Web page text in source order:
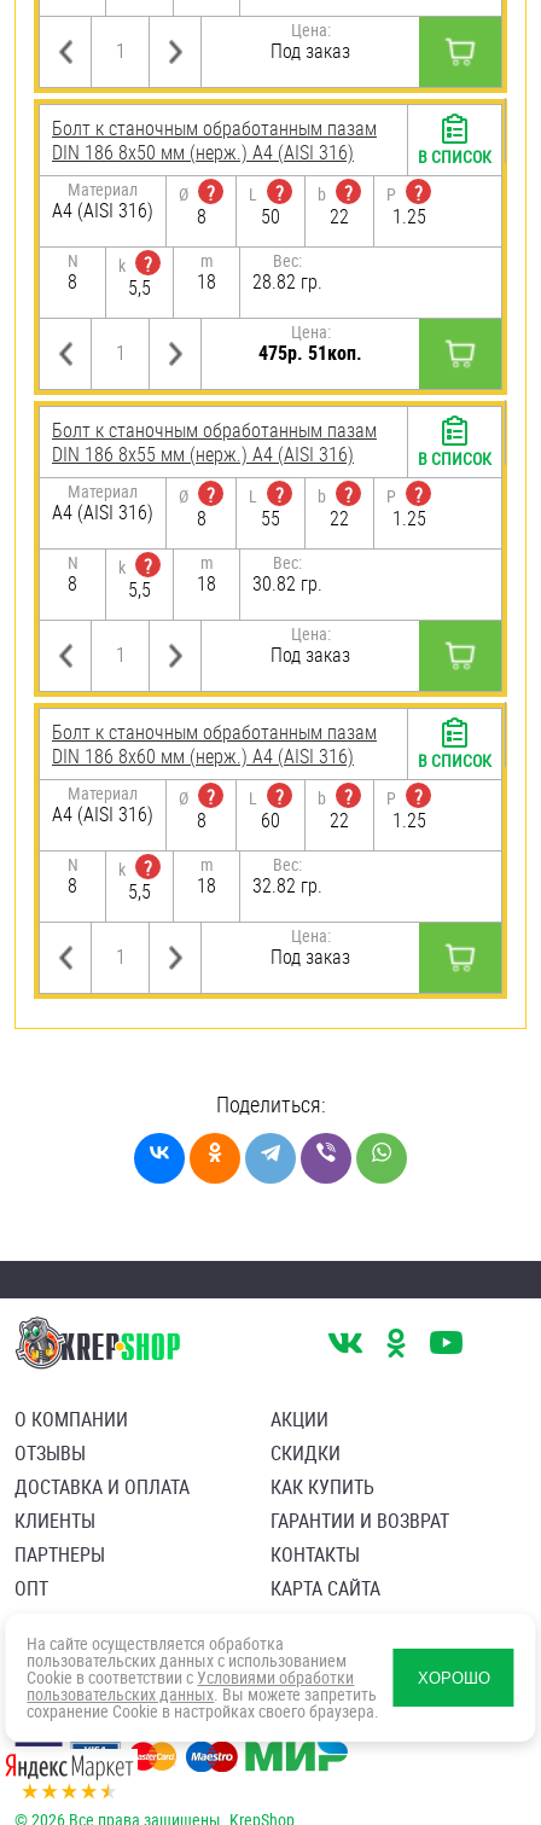
Цена:
Под заказ
Болт к станочным обработанным пазам
DIN 186 8х50 мм (нерж.) A4 (AISI 316)
Материал
A4 (AISI 316)
Ø
?
8
L
?
50
b
?
22
P
?
1.25
N
8
k
?
5,5
m
18
Вес:
28.82 гр.
Цена:
475р. 51коп.
В СПИСОК
Болт к станочным обработанным пазам
DIN 186 8х55 мм (нерж.) A4 (AISI 316)
Материал
A4 (AISI 316)
Ø
?
8
L
?
55
b
?
22
P
?
1.25
N
8
k
?
5,5
m
18
Вес:
30.82 гр.
Цена:
Под заказ
В СПИСОК
Болт к станочным обработанным пазам
DIN 186 8х60 мм (нерж.) A4 (AISI 316)
Материал
A4 (AISI 316)
Ø
?
8
L
?
60
b
?
22
P
?
1.25
N
8
k
?
5,5
m
18
Вес:
32.82 гр.
Цена:
Под заказ
В СПИСОК
Поделиться:
О КОМПАНИИ
ОТЗЫВЫ
ДОСТАВКА И ОПЛАТА
КЛИЕНТЫ
ПАРТНЕРЫ
ОПТ
АКЦИИ
СКИДКИ
КАК КУПИТЬ
ГАРАНТИИ И ВОЗВРАТ
КОНТАКТЫ
КАРТА САЙТА
Политика в отношении обработки персональных данных
Согласие посетителя сайта на обработку персональных данны
© 2026 Все права защищены. KrepShop
На сайте осуществляется обработка
пользовательских данных с использованием
Cookie в соответствии с Условиями обработки
пользовательских данных. Вы можете запретить
сохранение Cookie в настройках своего браузера.
ХОРОШО